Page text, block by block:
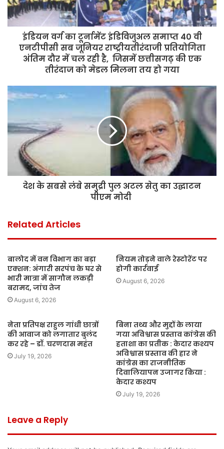
इंडियन वर्ग का टूर्नामेंट इंडिविजुअल समाप्त 40 वी
एनटीपीसी सब जूनियर राष्ट्रीयतीरंदाजी प्रतियोगिता
अंतिम दौर में चल रही है, जिसमें छत्तीसगढ़ की एक
तीरंदाज को मेडल मिलना तय हो गया
देश के सबसे लंबे समुद्री पुल अटल सेतु का उद्घाटन
पीएम मोदी
Related Articles
बालोद में वन विभाग का बड़ा
एक्शन: अंगारी सरपंच के घर से
भारी मात्रा में सागौन लकड़ी
बरामद, जांच तेज
August 6, 2026
नियम तोड़ने वाले रेस्टोरेंट पर
होगी कार्रवाई
August 6, 2026
नेता प्रतिपक्ष राहुल गांधी छात्रों
की आवाज को लगातार बुलंद
कर रहे – डॉ. चरणदास महंत
July 19, 2026
बिना तथ्य और मुद्दों के लाया
गया अविश्वास प्रस्ताव कांग्रेस की
हताशा का प्रतीक : केदार कश्यप
अविश्वास प्रस्ताव की हार ने
कांग्रेस का राजनीतिक
दिवालियापन उजागर किया :
केदार कश्यप
July 19, 2026
Leave a Reply